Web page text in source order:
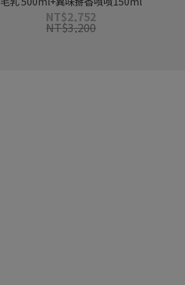
NT$2,752
NT$3,200